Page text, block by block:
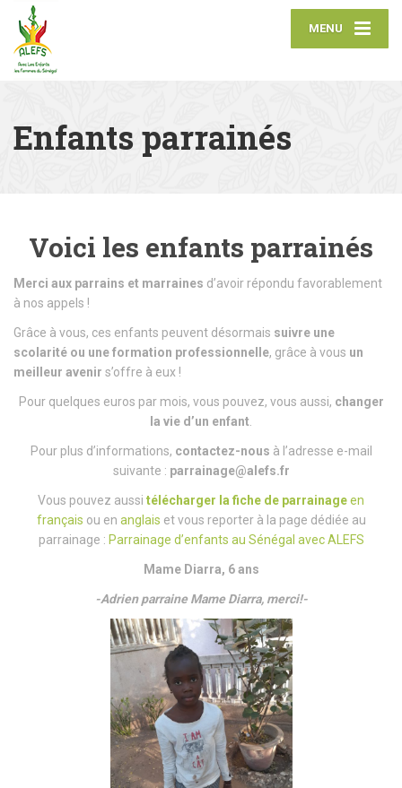
MENU
Enfants parrainés
Voici les enfants parrainés
Merci aux parrains et marraines d’avoir répondu favorablement
à nos appels !
Grâce à vous, ces enfants peuvent désormais suivre une
scolarité ou une formation professionnelle, grâce à vous un
meilleur avenir s’offre à eux !
Pour quelques euros par mois, vous pouvez, vous aussi, changer
la vie d’un enfant
Pour plus d’informations, contactez-nous à l’adresse e-mail
suivante : parrainage@alefs.fr
Vous pouvez aussi télécharger la fiche de parrainageen
français ou en anglais et vous reporter à la page dédiée au
parrainage : Parrainage d’enfants au Sénégal avec ALEFS
Mame Diarra, 6 ans
-Adrien parraine Mame Diarra, merci!-